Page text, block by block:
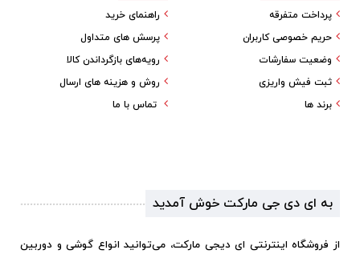
راهنمای خرید
پرسش های متداول
رویه‌های بازگرداندن کالا
روش و هزینه های ارسال
تماس با ما
پرداخت متفرقه
حریم خصوصی کاربران
وضعیت سفارشات
ثبت فیش واریزی
برند ها
به ای دی جی مارکت خوش آمدید
از فروشگاه اینترنتی ای دیجی مارکت، می‌توانید انواع گوشی و دوربین